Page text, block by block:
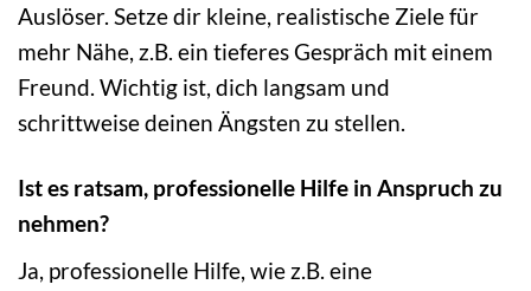
Auslöser. Setze dir kleine, realistische Ziele für
mehr Nähe, z.B. ein tieferes Gespräch mit einem
Freund. Wichtig ist, dich langsam und
schrittweise deinen Ängsten zu stellen.
Ist es ratsam, professionelle Hilfe in Anspruch zu
nehmen?
Ja, professionelle Hilfe, wie z.B. eine